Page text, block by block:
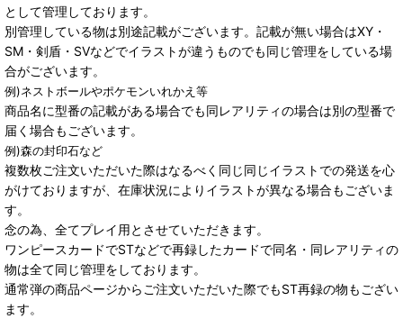
として管理しております。
別管理している物は別途記載がございます。記載が無い場合はXY・
SM・剣盾・SVなどでイラストが違うものでも同じ管理をしている場
合がございます。
例)ネストボールやポケモンいれかえ等
商品名に型番の記載がある場合でも同レアリティの場合は別の型番で
届く場合もございます。
例)森の封印石など
複数枚ご注文いただいた際はなるべく同じ同じイラストでの発送を心
がけておりますが、在庫状況によりイラストが異なる場合もございま
す。
念の為、全てプレイ用とさせていただきます。
ワンピースカードでSTなどで再録したカードで同名・同レアリティの
物は全て同じ管理をしております。
通常弾の商品ページからご注文いただいた際でもST再録の物もござい
ます。